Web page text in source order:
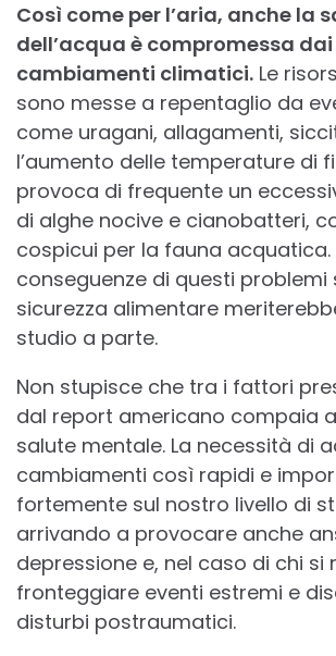
Così come per l’aria, anche la
dell’acqua è compromessa dai
cambiamenti climatici. Le
sono messe a repentaglio da
come uragani, allagamenti,
l’aumento delle temperature di
provoca di frequente un
di alghe nocive e cianobatteri,
cospicui per la fauna acquatica.
conseguenze di questi problemi
sicurezza alimentare
studio a parte.
Non stupisce che tra i fattori
dal report americano compaia
salute mentale. La necessità di
cambiamenti così rapidi e
fortemente sul nostro livello di
arrivando a provocare anche
depressione e, nel caso di chi si
fronteggiare eventi estremi e
disturbi postraumatici.